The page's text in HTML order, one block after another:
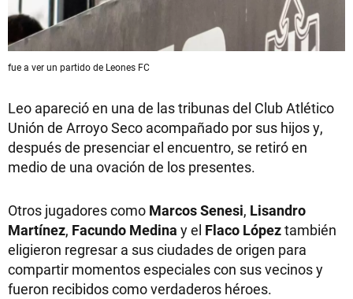
fue a ver un partido de Leones FC
Leo apareció en una de las tribunas del Club Atlético
Unión de Arroyo Seco acompañado por sus hijos y,
después de presenciar el encuentro, se retiró en
medio de una ovación de los presentes.
Otros jugadores como Marcos Senesi, Lisandro
Martínez, Facundo Medina y el Flaco Lópeztambién
eligieron regresar a sus ciudades de origen para
compartir momentos especiales con sus vecinos y
fueron recibidos como verdaderos héroes.